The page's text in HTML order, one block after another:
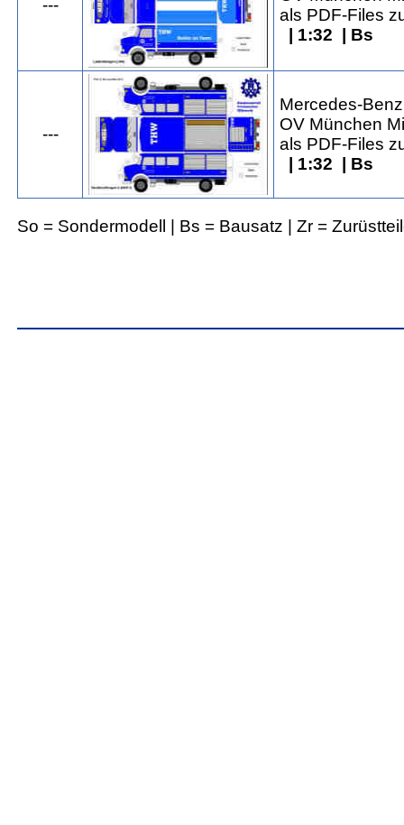
---
als PDF-Files
| 1:32 | Bs
---
Mercedes-
OV München
als PDF-Files
| 1:32 | Bs
So = Sondermodell | Bs = Bausatz | Zr =